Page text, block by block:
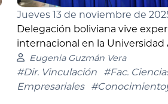
Jueves 13 de noviembre de
Delegación boliviana vive
internacional en la Universidad
Eugenia Guzmán Vera
#Dir. Vinculación
#Fac.
Empresariales